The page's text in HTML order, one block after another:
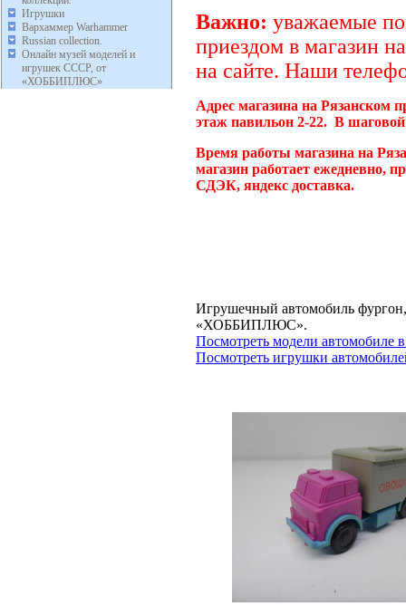
Игрушки
Вархаммер Warhammer
Russian collection.
Онлайн музей моделей и
игрушек СССР, от
«ХОББИПЛЮС»
Важно: уважаемые
приездом в магазин
на сайте. Наши
Адрес магазина на Рязанском
этаж павильон 2-22. В
Время работы магазина на
магазин работает ежедневно,
СДЭК, яндекс доставка.
Игрушечный автомобиль
«ХОББИПЛЮС».
Посмотреть модели автомобиле
Посмотреть игрушки